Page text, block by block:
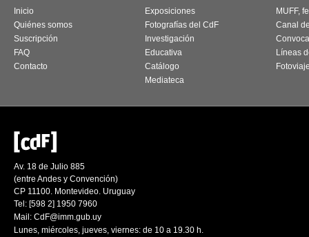
Inicio
Quiénes somos
Suscripción
FAQ
Contacto
Exposiciones
Fotografías del CdF
Investigación
Educativa
Catálogo
Mediateca
MUFF,
Canal
Líneas
Av. 18 de Julio 885
(entre Andes y Convención)
CP 11100. Montevideo. Uruguay
Tel: [598 2] 1950 7960
Mail: CdF@imm.gub.uy
Lunes, miércoles, jueves, viernes: de 10 a 19.30 h.